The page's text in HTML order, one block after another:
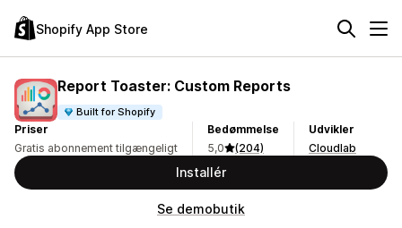
Shopify App Store
Report Toaster: Custom Reports
Built for Shopify
Priser
Gratis abonnement tilgængeligt
Bedømmelse
5,0
(204)
Udvikler
Cloudlab
Installér
Se demobutik